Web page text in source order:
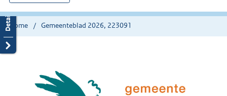
hier:
Home Gemeenteblad 2026, 223091